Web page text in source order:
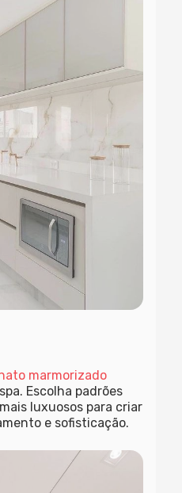
marmorizado
Escolha padrões
luxuosos para criar
e sofisticação.